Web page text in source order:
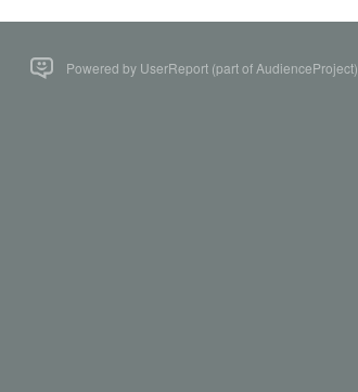
Powered by UserReport (part of AudienceProject)